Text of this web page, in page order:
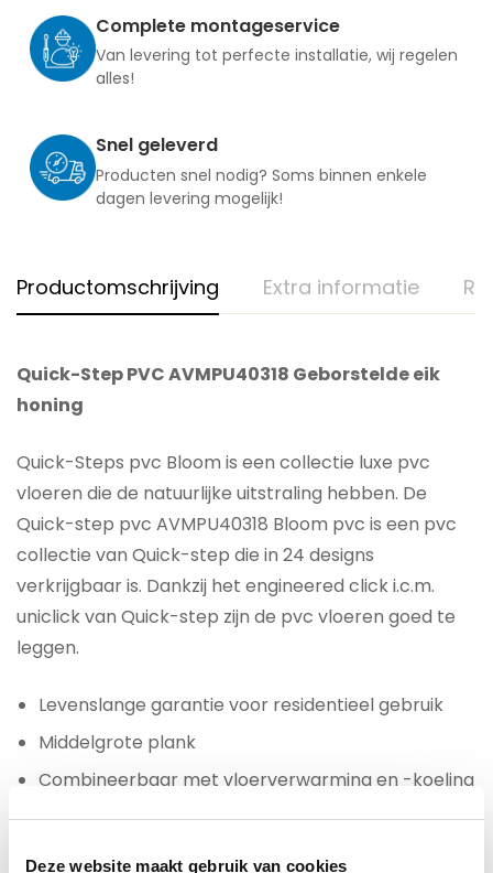
Deze website maakt gebruik van cookies
Complete montageservice
Van levering tot perfecte installatie, wij regelen
alles!
Snel geleverd
Producten snel nodig? Soms binnen enkele
dagen levering mogelijk!
Productomschrijving Extra informatie
Quick-Step PVC AVMPU40318 Geborstelde eik
honing
Quick-Steps pvc Bloom is een collectie luxe pvc
vloeren die de natuurlijke uitstraling hebben. De
Quick-step pvc AVMPU40318 Bloom pvc is een pvc
collectie van Quick-step die in 24 designs
verkrijgbaar is. Dankzij het engineered click i.c.m.
uniclick van Quick-step zijn de pvc vloeren goed te
leggen.
Levenslange garantie voor residentieel gebruik
Middelgrote plank
Combineerbaar met vloerverwarming en -koeling
Waterdicht
Geïntegreerde ondervloer inbegrepen